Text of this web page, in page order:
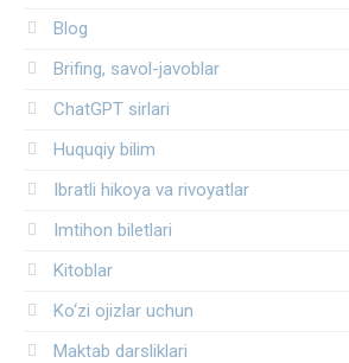
Blog
Brifing, savol-javoblar
ChatGPT sirlari
Huquqiy bilim
Ibratli hikoya va rivoyatlar
Imtihon biletlari
Kitoblar
Ko‘zi ojizlar uchun
Maktab darsliklari